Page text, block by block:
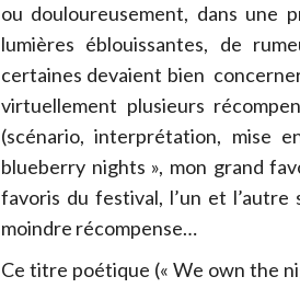
ou douloureusement, dans une
lumières éblouissantes, de
certaines devaient bien
virtuellement plusieurs
(scénario, interprétation, mise
blueberry nights », mon grand
favoris du festival, l’un et
moindre récompense…
Ce titre poétique (« We own the